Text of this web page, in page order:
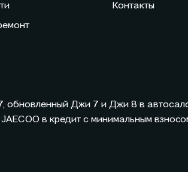
Контакты
обновленный Джи 7 и Джи 8 в
JAECOO в кредит с минимальным